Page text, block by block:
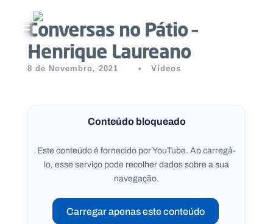
Abrir menu principal
8 de Novembro, 2021 • Vídeos
Conversas no Pátio –
Henrique Laureano
Conteúdo bloqueado
Este conteúdo é fornecido por YouTube. Ao carregá-
lo, esse serviço pode recolher dados sobre a sua
navegação.
Carregar apenas este conteúdo
Pesquisar no site
Quem
somos
O
que
fazemos